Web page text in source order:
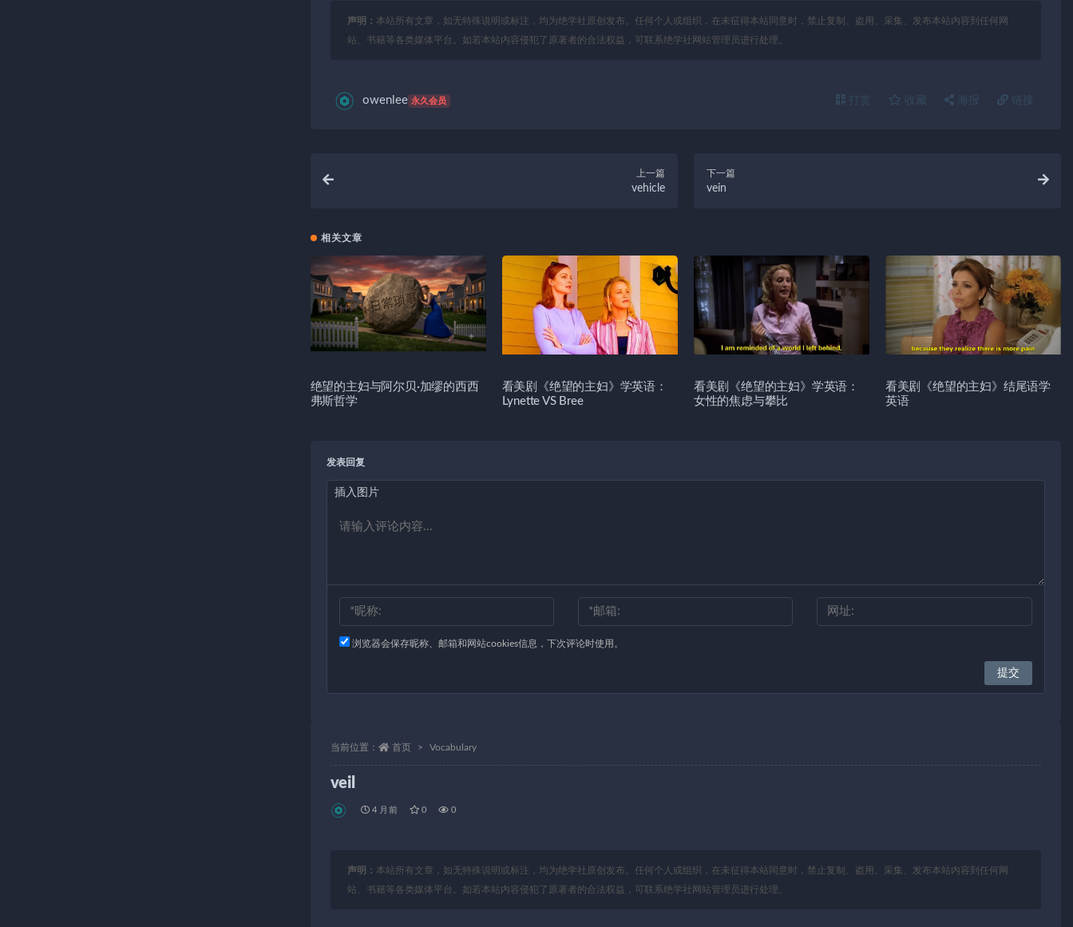
声明： 本站所有文章，如无特殊说明或标注，均为绝学社原创发布。任何个人或组织，在未征得本站同意时，禁止复制、盗用、采集、发布本站内容到任何网
站、书籍等各类媒体平台。如若本站内容侵犯了原著者的合法权益，可联系绝学社网站管理员进行处理。
owenlee 永久会员 打赏 收藏 海报 链接
上一篇
vehicle
下一篇
vein
相关文章
绝望的主妇与阿尔贝·加缪的西西
弗斯哲学
看美剧《绝望的主妇》学英语：
Lynette VS Bree
看美剧《绝望的主妇》学英语：
女性的焦虑与攀比
看美剧《绝望的主妇》结尾语学
英语
发表回复
插入图片
浏览器会保存昵称、邮箱和网站cookies信息，下次评论时使用。
当前位置： 首页 Vocabulary
veil
4 月前 0 0
声明： 本站所有文章，如无特殊说明或标注，均为绝学社原创发布。任何个人或组织，在未征得本站同意时，禁止复制、盗用、采集、发布本站内容到任何网
站、书籍等各类媒体平台。如若本站内容侵犯了原著者的合法权益，可联系绝学社网站管理员进行处理。